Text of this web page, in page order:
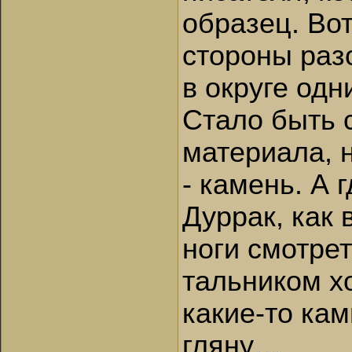
образец.
стороны
в округе
Стало быть
материала,
- камень. А
Дуррак, как
ноги
тальником
какие-то
гляну…